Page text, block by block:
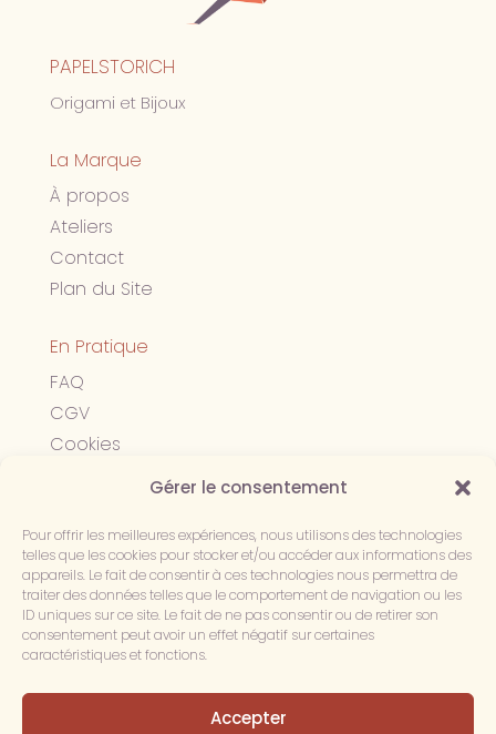
Gérer le consentement
Pour offrir les meilleures expériences, nous utilisons des technologies
telles que les cookies pour stocker et/ou accéder aux informations des
appareils. Le fait de consentir à ces technologies nous permettra de
traiter des données telles que le comportement de navigation ou les
ID uniques sur ce site. Le fait de ne pas consentir ou de retirer son
consentement peut avoir un effet négatif sur certaines
caractéristiques et fonctions.
Accepter
PAPELSTORICH
Origami et Bijoux
La Marque
À propos
Ateliers
Contact
Plan du Site
En Pratique
FAQ
CGV
Cookies
Confidentialité
Suivez-nous